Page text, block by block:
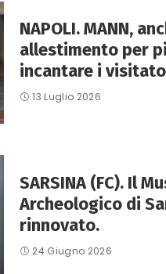
NAPOLI. MANN,
allestimento per
incantare i
13 Luglio 2026
SARSINA (FC). Il
Archeologico di
rinnovato.
24 Giugno 2026